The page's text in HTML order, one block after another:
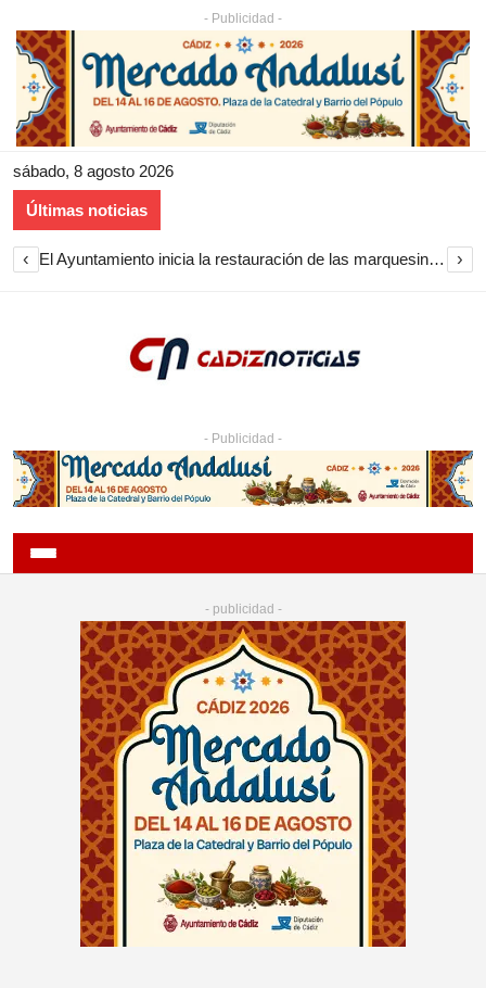
- Publicidad -
sábado, 8 agosto 2026
Últimas noticias
‹ El Ayuntamiento inicia la restauración de las marquesinas de Plaza Esteve para volver a instalarlas en el centro de Jerez ›
- Publicidad -
- publicidad -